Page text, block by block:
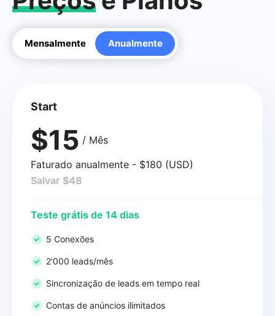
Mensalmente Anualmente
Start
$15 / Mês
Faturado anualmente - $180 (USD)
Salvar $48
Teste grátis de 14 dias
5 Conexões
2'000 leads/mês
Sincronização de leads em tempo real
Contas de anúncios ilimitados